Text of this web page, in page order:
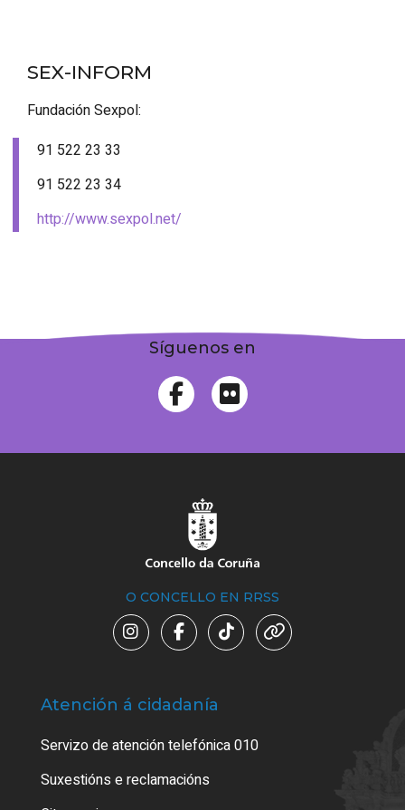
SEX-INFORM
Fundación Sexpol:
91 522 23 33
91 522 23 34
http://www.sexpol.net/
Síguenos en
O CONCELLO EN RRSS
Atención á cidadanía
Servizo de atención telefónica 010
Suxestións e reclamacións